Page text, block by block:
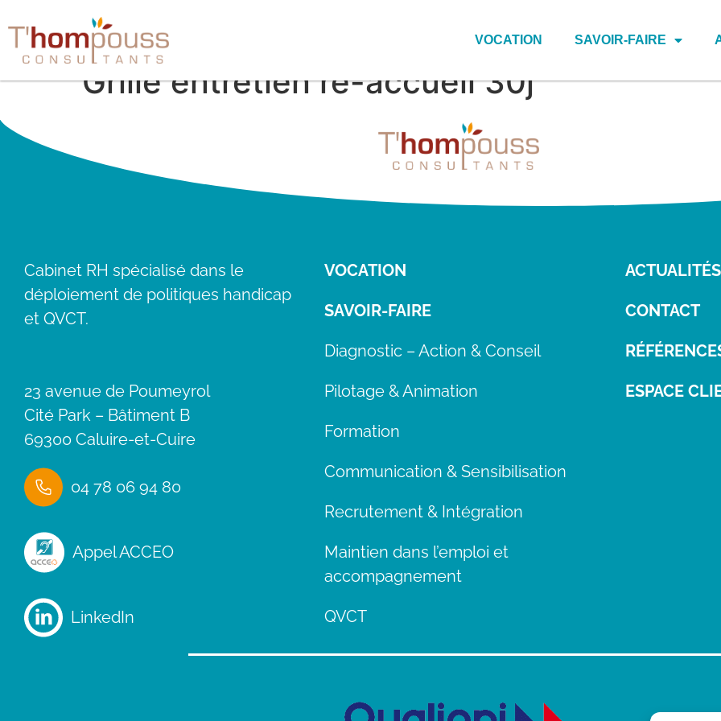
VOCATION SAVOIR-FAIRE
Grille entretien re-accueil 30j
Cabinet RH spécialisé dans le
déploiement de politiques handicap
et QVCT.
23 avenue de Poumeyrol
Cité Park – Bâtiment B
69300 Caluire-et-Cuire
04 78 06 94 80
Appel ACCEO
LinkedIn
VOCATION
SAVOIR-FAIRE
Diagnostic – Action & Conseil
Pilotage & Animation
Formation
Communication & Sensibilisation
Recrutement & Intégration
Maintien dans l’emploi et
accompagnement
QVCT
ACTUALITÉS
CONTACT
ESPACE